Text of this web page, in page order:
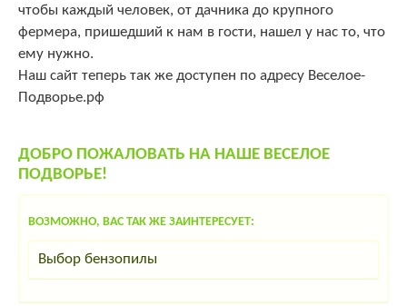
чтобы каждый человек, от дачника до крупного
фермера, пришедший к нам в гости, нашел у нас то, что
ему нужно.
Наш сайт теперь так же доступен по адресу Веселое-
Подворье.рф
ДОБРО ПОЖАЛОВАТЬ НА НАШЕ ВЕСЕЛОЕ
ПОДВОРЬЕ!
ВОЗМОЖНО, ВАС ТАК ЖЕ ЗАИНТЕРЕСУЕТ:
Выбор бензопилы